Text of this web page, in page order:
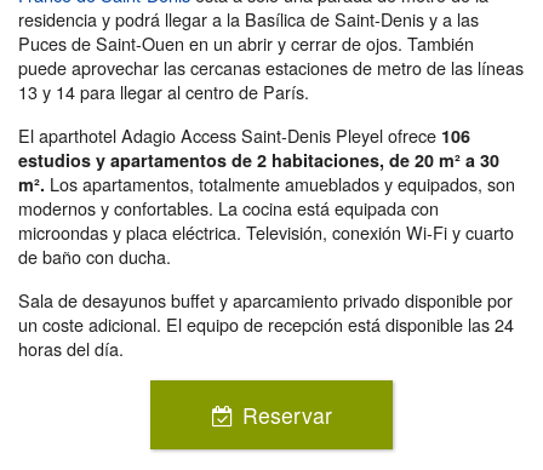
residencia y podrá llegar a la Basílica de Saint-Denis y a las
Puces de Saint-Ouen en un abrir y cerrar de ojos. También
puede aprovechar las cercanas estaciones de metro de las líneas
13 y 14 para llegar al centro de París.
El aparthotel Adagio Access Saint-Denis Pleyel ofrece 106
estudios y apartamentos de 2 habitaciones, de 20 m² a 30
m². Los apartamentos, totalmente amueblados y equipados, son
modernos y confortables. La cocina está equipada con
microondas y placa eléctrica. Televisión, conexión Wi-Fi y cuarto
de baño con ducha.
Sala de desayunos buffet y aparcamiento privado disponible por
un coste adicional. El equipo de recepción está disponible las 24
horas del día.
Reservar